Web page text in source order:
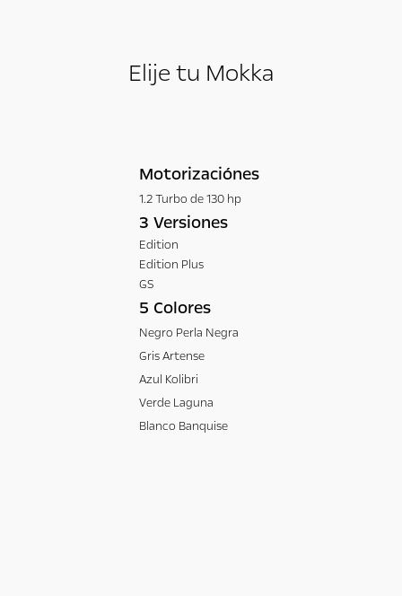
Elije tu Mokka
Motorizaciónes
1.2 Turbo de 130 hp
3 Versiones
Edition
Edition Plus
GS
5 Colores
Negro Perla Negra
Gris Artense
Azul Kolibri
Verde Laguna
Blanco Banquise